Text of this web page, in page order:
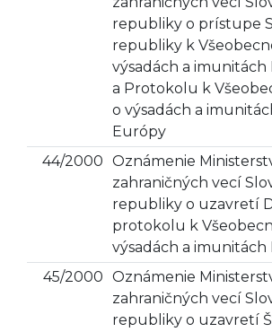
republiky o prístupe
republiky k
výsadách a imunitách
a Protokolu k
o výsadách a
Európy
44/2000 Oznámenie
zahraničných vecí
republiky o uzavretí
protokolu k
výsadách a imunitách
45/2000 Oznámenie
zahraničných vecí
republiky o uzavretí